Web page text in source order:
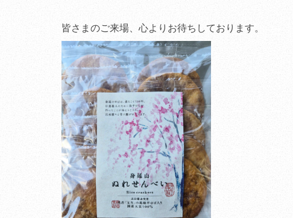
皆さまのご来場、心よりお待ちしております。